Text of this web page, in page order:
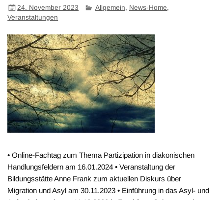
24. November 2023 Allgemein, News-Home,
Veranstaltungen
• Online-Fachtag zum Thema Partizipation in diakonischen
Handlungsfeldern am 16.01.2024 • Veranstaltung der
Bildungsstätte Anne Frank zum aktuellen Diskurs über
Migration und Asyl am 30.11.2023 • Einführung in das Asyl- und